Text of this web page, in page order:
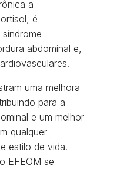
a
é
abdominal e,
uma melhora
para a
e um melhor
qualquer
estilo de vida.
EFEOM se